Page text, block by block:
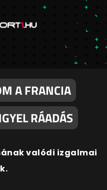
A FRANCIA
RÁADÁS
valódi izgalmai